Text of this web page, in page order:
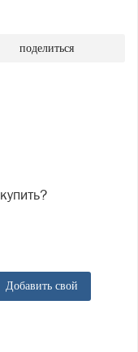
поделиться
Добавить свой